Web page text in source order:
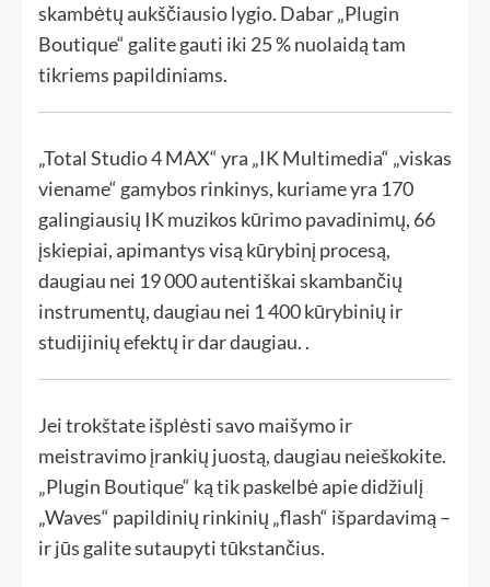
skambėtų aukščiausio lygio. Dabar „Plugin
Boutique“ galite gauti iki 25 % nuolaidą tam
tikriems papildiniams.
„Total Studio 4 MAX“ yra „IK Multimedia“ „viskas
viename“ gamybos rinkinys, kuriame yra 170
galingiausių IK muzikos kūrimo pavadinimų, 66
įskiepiai, apimantys visą kūrybinį procesą,
daugiau nei 19 000 autentiškai skambančių
instrumentų, daugiau nei 1 400 kūrybinių ir
studijinių efektų ir dar daugiau. .
Jei trokštate išplėsti savo maišymo ir
meistravimo įrankių juostą, daugiau neieškokite.
„Plugin Boutique“ ką tik paskelbė apie didžiulį
„Waves“ papildinių rinkinių „flash“ išpardavimą –
ir jūs galite sutaupyti tūkstančius.